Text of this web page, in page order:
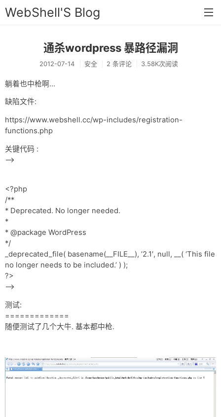
WebShell'S Blog
首页
分类
技术
通杀wordpress 暴路径漏洞
2012-07-14 安全 2 条评论 3.58K次阅读
躺着也中枪啊…
缺陷文件:
https://www.webshell.cc/wp-includes/registration-
functions.php
关键代码 :
—->
<?php
/**
* Deprecated. No longer needed.
*
* @package WordPress
*/
_deprecated_file( basename(__FILE__), ’2.1′, null, __( ‘This file
no longer needs to be included.’ ) );
?>
—–>
测试:
=============
随便测试了几个大牛. 基本都中枪.